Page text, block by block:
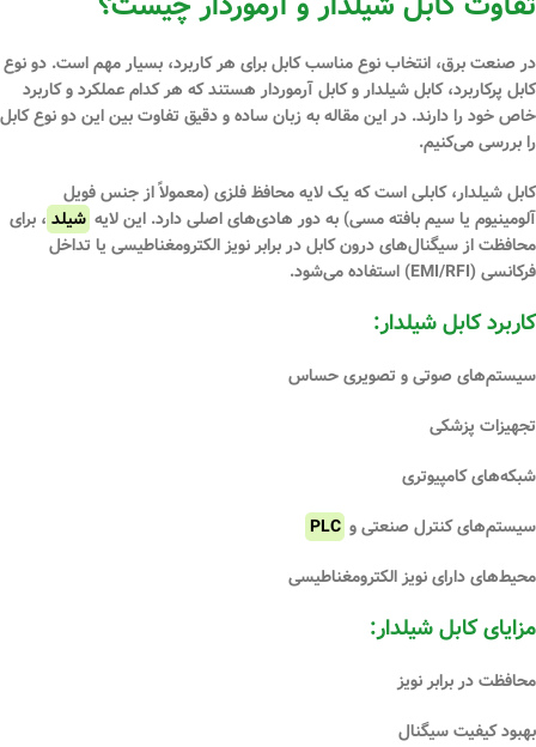
در صنعت برق، انتخاب نوع مناسب کابل برای هر کاربرد، بسیار مهم است. دو نوع
کابل پرکاربرد،کابل شیلداروکابل آرموردار هستند که هر کدام عملکرد و کاربرد
خاص خود را دارند. در این مقاله به زبان ساده و دقیق تفاوت بین این دو نوع کابل
را بررسی می‌کنیم.
کابل شیلدار، کابلی است که یکلایه محافظ فلزی (معمولاً از جنس فویل
آلومینیوم یا سیم بافته مسی) به دور هادی‌های اصلی دارد. این لایه شیلد ، برای
محافظت از سیگنال‌های درون کابل در برابرنویز الکترومغناطیسی یا تداخل
فرکانسی (EMI/RFI)
استفاده می‌شود.
کاربرد کابل شیلدار:
سیستم‌های صوتی و تصویری حساس
تجهیزات پزشکی
شبکه‌های کامپیوتری
سیستم‌های کنترل صنعتی و PLC
محیط‌های دارای نویز الکترومغناطیسی
مزایای کابل شیلدار:
محافظت در برابر نویز
بهبود کیفیت سیگنال